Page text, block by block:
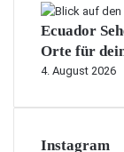
Ecuador
Orte für
4. August 2026
Instagram